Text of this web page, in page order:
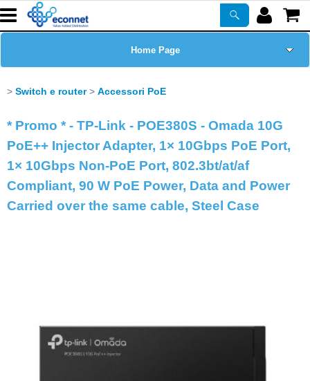
Home Page
Prodotti
ASSISTENZA
Switch e router Accessori PoE
* Promo * - TP-Link - POE380S - Omada 10G
PoE++ Injector Adapter, 1× 10Gbps PoE Port,
1× 10Gbps Non-PoE Port, 802.3bt/at/af
Compliant, 90 W PoE Power, Data and Power
Carried over the same cable, Steel Case